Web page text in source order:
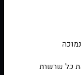
כל שרשרת